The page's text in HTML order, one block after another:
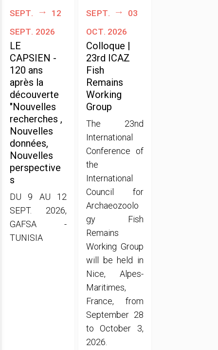
sept.
12
sept. 2026
LE
CAPSIEN -
120 ans
après la
découverte
"Nouvelles
recherches ,
Nouvelles
données,
Nouvelles
perspective
s
DU 9 AU 12
SEPT. 2026,
GAFSA -
TUNISIA
sept.
03
oct. 2026
Colloque |
23rd ICAZ
Fish
Remains
Working
Group
The 23nd
International
Conference of
the
International
Council for
Archaeozoolo
gy Fish
Remains
Working Group
will be held in
Nice, Alpes-
Maritimes,
France, from
September 28
to October 3,
2026.